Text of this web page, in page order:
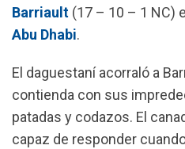
Barriault (17 – 10 – 1 NC)
Abu Dhabi.
El daguestaní acorraló a
contienda con sus
patadas y codazos. El
capaz de responder